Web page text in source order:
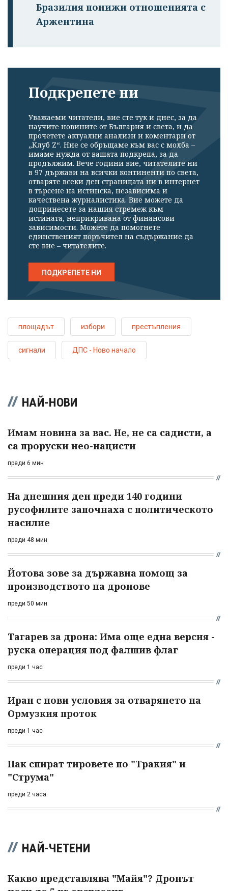
Бразилия понижи отношенията с
Аржентина
Подкрепете ни
Уважаеми читатели, вие сте тук и днес, за да
научите новините от България и света, и да
прочетете актуални анализи и коментари от
„Клуб Z“. Ние се обръщаме към вас с молба –
имаме нужда от вашата подкрепа, за да
продължим. Вече години вие, читателите ни
в 97 държави на всички континенти по света,
отваряте всеки ден страницата ни в интернет
в търсене на истинска, независима и
качествена журналистика. Вие можете да
допринесете за нашия стремеж към
истината, неприкривана от финансови
зависимости. Можете да помогнете
единственият поръчител на съдържание да
сте вие – читателите.
ПОДКРЕПЕТЕ НИ
площадът избори престъпления
сигнали ДПС - Ново начало
НАЙ-НОВИ
Имам новина за вас. Не, не са садисти, а
са проруски нео-нацисти
преди 6 мин
На днешния ден преди 140 години
русофилите започнаха с политическото
насилие
преди 48 мин
Йотова зове за държавна помощ за
производството на дронове
преди 50 мин
Тагарев за дрона: Има още една версия -
руска операция под фалшив флаг
преди 1 час
Иран с нови условия за отварянето на
Ормузкия проток
преди 1 час
Пак спират тировете по "Тракия" и
"Струма"
преди 2 часа
НАЙ-ЧЕТЕНИ
Какво представлява "Майя"? Дронът